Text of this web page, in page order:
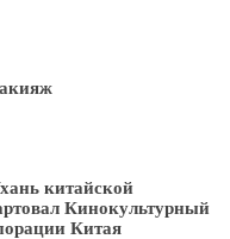
китайской
Кинокультурный
Китая